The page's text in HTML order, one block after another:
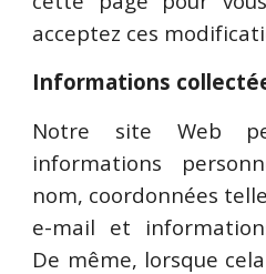
acceptez ces
Informations
Notre site Web
informations
nom, coordonnées
e-mail et
De même, lorsque